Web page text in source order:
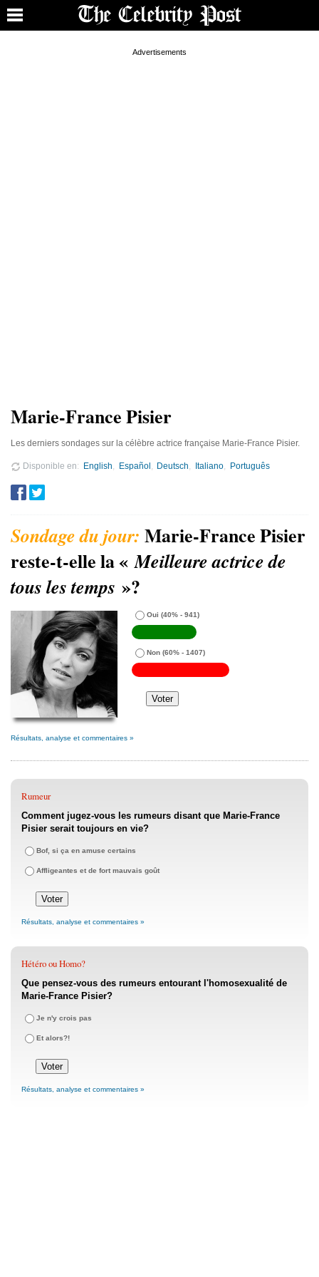
Marie-France Pisier
Les derniers sondages sur la célèbre actrice française Marie-France Pisier.
Disponible en English Español Deutsch Italiano Português
Marie-France Pisier
reste-t-elle la «Meilleure actrice de
tous les temps »?
Oui (40% - 941)
Non (60% - 1407)
Résultats, analyse et commentaires »
Rumeur
Comment jugez-vous les rumeurs disant que Marie-France
Pisier serait toujours en vie?
Bof, si ça en amuse certains
Affligeantes et de fort mauvais goût
Résultats, analyse et commentaires »
Hétéro ou Homo?
Que pensez-vous des rumeurs entourant l'homosexualité de
Marie-France Pisier?
Je n'y crois pas
Et alors?!
Résultats, analyse et commentaires »